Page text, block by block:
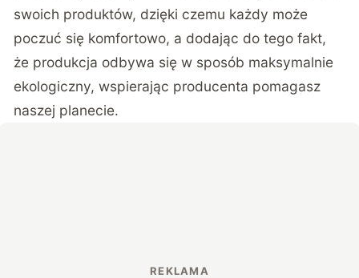
swoich produktów, dzięki czemu każdy może
poczuć się komfortowo, a dodając do tego fakt,
że produkcja odbywa się w sposób maksymalnie
ekologiczny, wspierając producenta pomagasz
naszej planecie.